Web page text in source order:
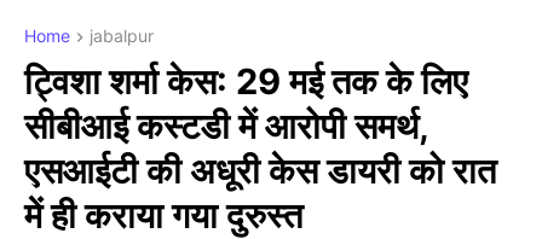
Home jabalpur
ट्विशा शर्मा केस: 29 मई तक के लिए
सीबीआई कस्टडी में आरोपी समर्थ,
एसआईटी की अधूरी केस डायरी को रात
में ही कराया गया दुरुस्त